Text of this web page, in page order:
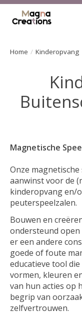
Home / Kinderopvang
Magnetische
Onze
aanwinst voor de
kinderopvang en/
peuterspeelzalen.
Bouwen en
ondersteund open
er een andere
goede of foute
educatieve tool
vormen, kleuren
van hun acties op
begrip van
zelfvertrouwen.